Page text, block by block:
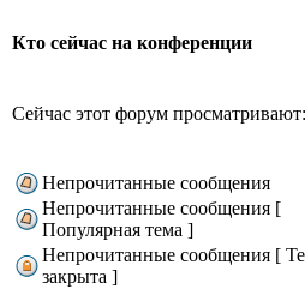
Кто сейчас на конференции
Сейчас этот форум
Непрочитанные сообщения
Непрочитанные сообщения [
Популярная тема ]
Непрочитанные сообщения [
закрыта ]